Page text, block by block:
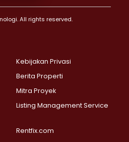
Hilir >
Selatan >
>
Selatan >
>
Agung >
>
>
All rights reserved.
Kebijakan Privasi
Berita Properti
Mitra Proyek
Listing Management Service
Rentfix.com